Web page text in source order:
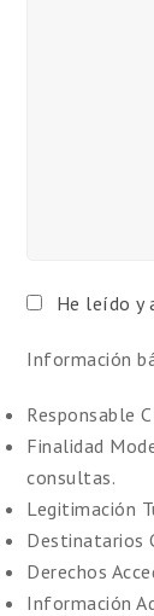
He leído
Información
Responsable
Finalidad
consultas.
Legitimación
Destinatarios
Derechos
Información